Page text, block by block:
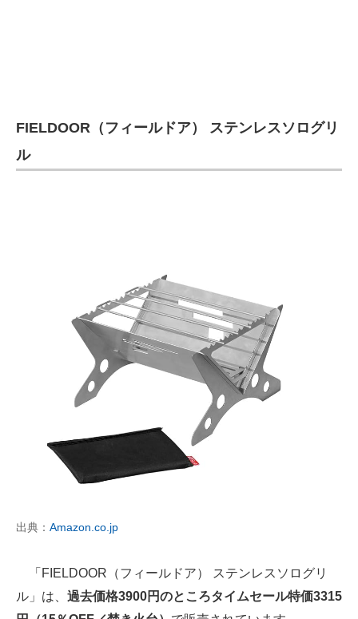
FIELDOOR（フィールドア） ステンレスソログリ
ル
出典： Amazon.co.jp
「FIELDOOR（フィールドア） ステンレスソログリ
ル」は、 過去価格3900円のところタイムセール特価3315